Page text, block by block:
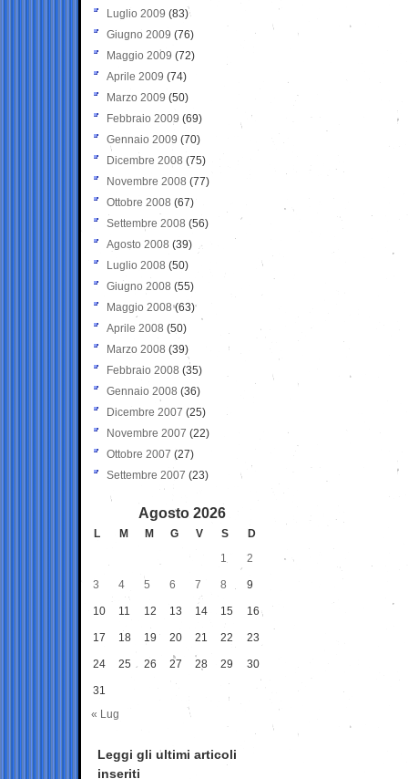
Luglio 2009 (83)
Giugno 2009 (76)
Maggio 2009 (72)
Aprile 2009 (74)
Marzo 2009 (50)
Febbraio 2009 (69)
Gennaio 2009 (70)
Dicembre 2008 (75)
Novembre 2008 (77)
Ottobre 2008 (67)
Settembre 2008 (56)
Agosto 2008 (39)
Luglio 2008 (50)
Giugno 2008 (55)
Maggio 2008(63)
Aprile 2008 (50)
Marzo 2008 (39)
Febbraio 2008 (35)
Gennaio 2008 (36)
Dicembre 2007 (25)
Novembre 2007 (22)
Ottobre 2007 (27)
Settembre 2007 (23)
Agosto 2026
L M M G V S
D
1
2
3 4 5 6 7 8 9
10 11 12 13 14 15 16
17 18 19 20 21 22 23
24 25 26 27 28 29 30
31
« Lug
Leggi gli ultimi articoli
inseriti